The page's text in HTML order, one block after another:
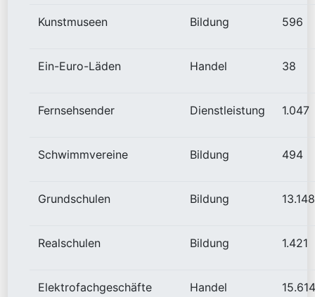
Kunstmuseen Bildung 596
Ein-Euro-Läden Handel 38
Fernsehsender Dienstleistung 1.047
Schwimmvereine Bildung 494
Grundschulen Bildung 13.148
Realschulen Bildung 1.421
Elektrofachgeschäfte Handel 15.614